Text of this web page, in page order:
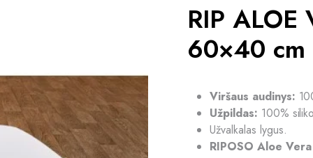
RIP ALOE
60×40 cm
Viršaus audinys:
Užpildas: 100%
Užvalkalas lygus.
RIPOSO Aloe